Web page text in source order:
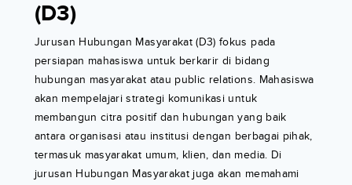
(D3)
Jurusan Hubungan Masyarakat (D3) fokus pada
persiapan mahasiswa untuk berkarir di bidang
hubungan masyarakat atau public relations. Mahasiswa
akan mempelajari strategi komunikasi untuk
membangun citra positif dan hubungan yang baik
antara organisasi atau institusi dengan berbagai pihak,
termasuk masyarakat umum, klien, dan media. Di
jurusan Hubungan Masyarakat juga akan memahami